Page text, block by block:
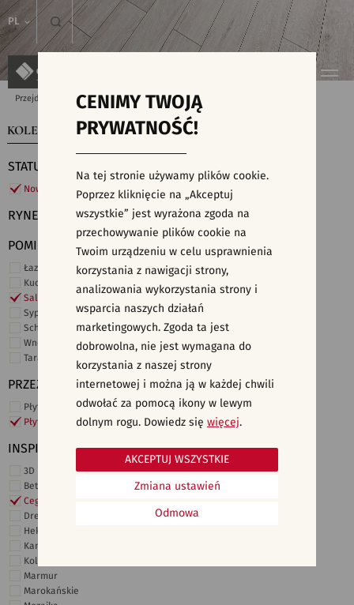
PL
Przejdź do strony głównej Kolekcje
KOLEKCJE WYSZUKIWARKA PŁYTEK
STATUS
Nowości
RYNEK
POMIESZCZENIE
Łazienka
Kuchnia
Salon i hol
Sypialnia
Schody
Wnętrza komercyjne
Taras i ogród
PRZEZNACZENIE
Płytki ścienne
Płytki podłogowe
INSPIRACJE
3D i struktury
Beton
Cegiełki
Drewno
Heksagonalne
Kamień
Kolor
Marmur
Marokańskie
CENIMY TWOJĄ
PRYWATNOŚĆ!
Na tej stronie używamy plików cookie.
Poprzez kliknięcie na „Akceptuj
wszystkie” jest wyrażona zgoda na
przechowywanie plików cookie na
Twoim urządzeniu w celu usprawnienia
korzystania z nawigacji strony,
analizowania wykorzystania strony i
wsparcia naszych działań
marketingowych. Zgoda ta jest
dobrowolna, nie jest wymagana do
korzystania z naszej strony
internetowej i można ją w każdej chwili
odwołać za pomocą ikony w lewym
dolnym rogu. Dowiedz się więcej.
Odmowa
Zmiana ustawień
AKCEPTUJ WSZYSTKIE